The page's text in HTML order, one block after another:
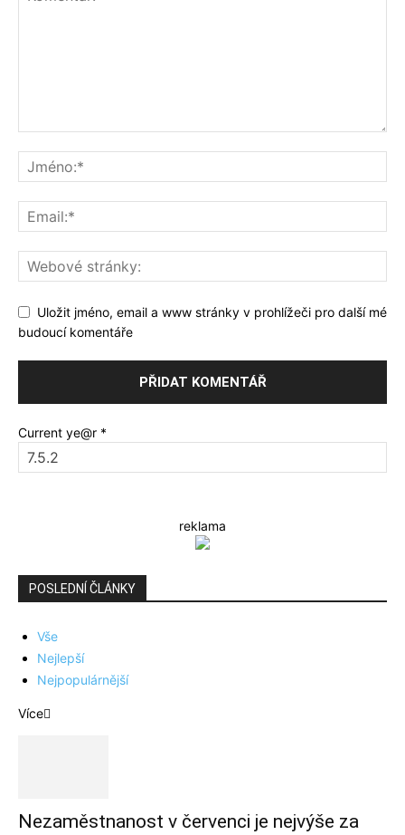
Uložit jméno, email a www stránky v prohlížeči pro další mé
budoucí komentáře
Current ye@r *
reklama
POSLEDNÍ ČLÁNKY
Vše
Nejlepší
Nejpopulárnější
Více
Nezaměstnanost v červenci je nejvýše za